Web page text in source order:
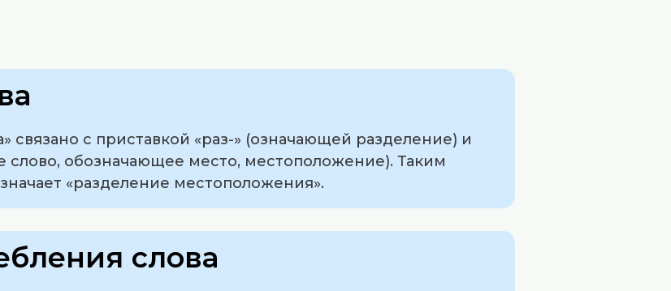
связано с приставкой «раз-» (означающей разделение) и
слово, обозначающее место, местоположение). Таким
«разделение местоположения».
слова